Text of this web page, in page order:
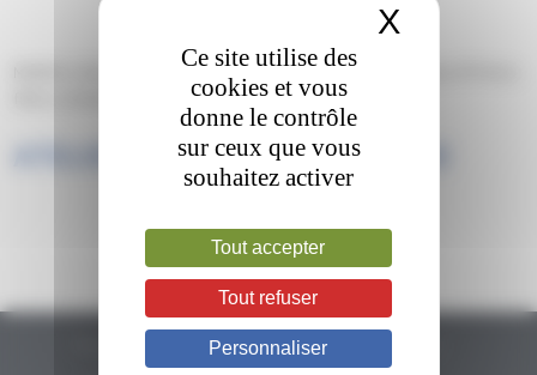
Éducation Thérapeutique du Patient/Les programmes ETP de la
Atelier2-Blason-SPECIFIQUE
ATELIER2-BLASON-SPECIFIQUE
Remerciements Mentions légales
Ce site utilise des
cookies et vous
donne le contrôle
sur ceux que vous
souhaitez activer
Tout accepter
Tout refuser
Personnaliser
X